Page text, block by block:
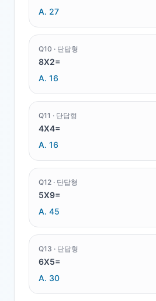
A. 27
Q10 · 단답형
8X2=
A. 16
Q11 · 단답형
4X4=
A. 16
Q12 · 단답형
5X9=
A. 45
Q13 · 단답형
6X5=
A. 30